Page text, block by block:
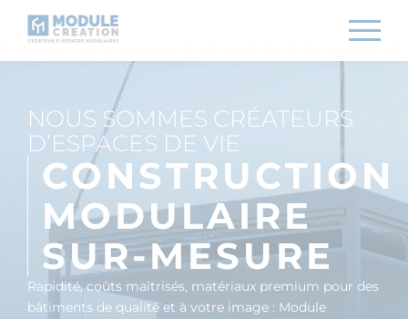
NOUS SOMMES CRÉATEURS
D’ESPACES DE VIE
CONSTRUCTION
MODULAIRE
SUR-MESURE
Rapidité, coûts maîtrisés, matériaux premium pour des
bâtiments de qualité et à votre image : Module